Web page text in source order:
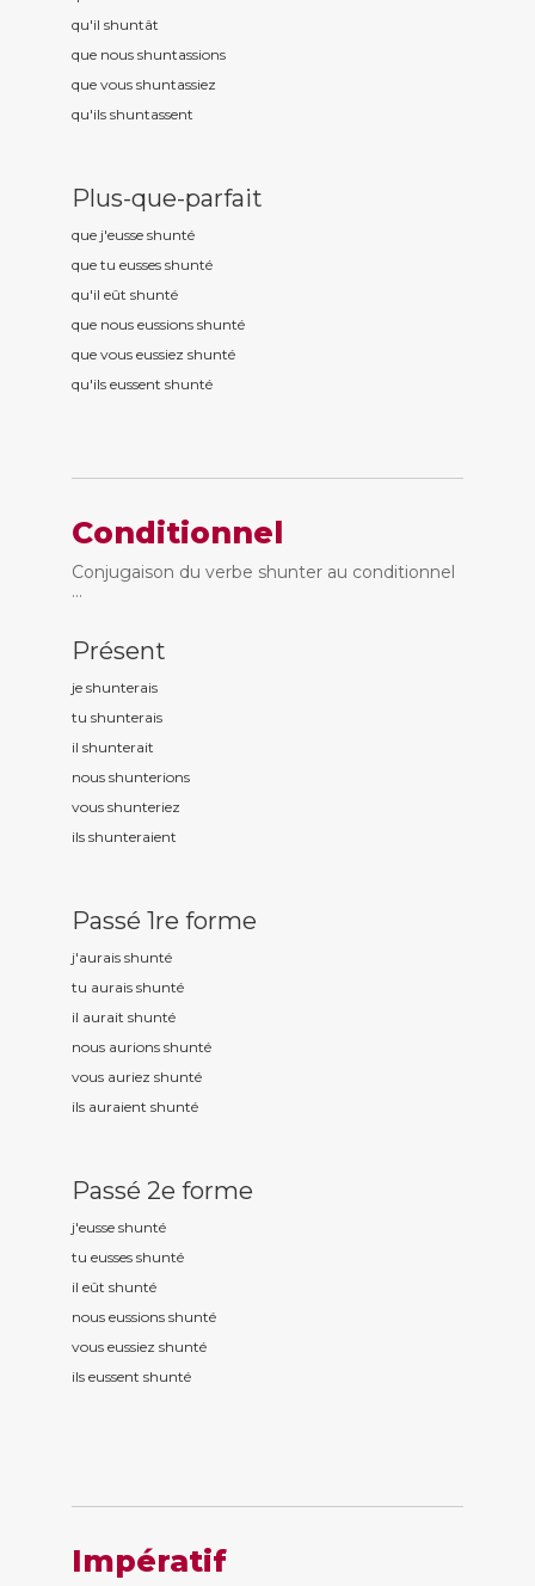
qu'il shuntât
que nous shuntassions
que vous shuntassiez
qu'ils shuntassent
Plus-que-parfait
que j'eusse shunté
que tu eusses shunté
qu'il eût shunté
que nous eussions shunté
que vous eussiez shunté
qu'ils eussent shunté
Conditionnel
Conjugaison du verbe shunter au conditionnel
...
Présent
je shunterais
tu shunterais
il shunterait
nous shunterions
vous shunteriez
ils shunteraient
Passé 1re forme
j'aurais shunté
tu aurais shunté
il aurait shunté
nous aurions shunté
vous auriez shunté
ils auraient shunté
Passé 2e forme
j'eusse shunté
tu eusses shunté
il eût shunté
nous eussions shunté
vous eussiez shunté
ils eussent shunté
Impératif